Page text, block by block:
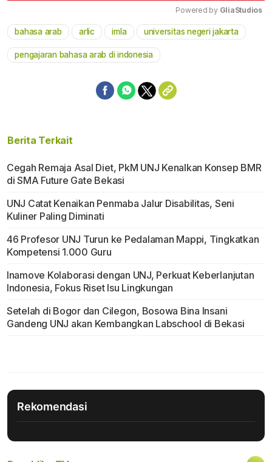
Mute
Powered by GliaStudios
bahasa arab arlic imla universitas negeri jakarta
pengajaran bahasa arab di indonesia
Berita Terkait
Cegah Remaja Asal Diet, PkM UNJ Kenalkan Konsep BMR
di SMA Future Gate Bekasi
UNJ Catat Kenaikan Penmaba Jalur Disabilitas, Seni
Kuliner Paling Diminati
46 Profesor UNJ Turun ke Pedalaman Mappi, Tingkatkan
Kompetensi 1.000 Guru
Inamove Kolaborasi dengan UNJ, Perkuat Keberlanjutan
Indonesia, Fokus Riset Isu Lingkungan
Setelah di Bogor dan Cilegon, Bosowa Bina Insani
Gandeng UNJ akan Kembangkan Labschool di Bekasi
Rekomendasi